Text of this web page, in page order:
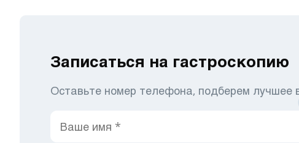
Записаться на гастроскопию
Оставьте номер телефона, подберем лучшее